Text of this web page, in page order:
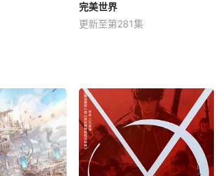
完美世界
更新至第281集